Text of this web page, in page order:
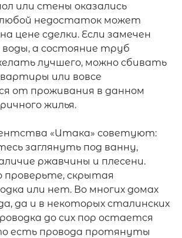
или стены оказались
недостаток может
цене сделки. Если замечен
воды, а состояние труб
лучшего, можно сбивать
или вовсе
от проживания в данном
жилья.
«Итака» советуют:
заглянуть под ванну,
ржавчины и плесени.
проверьте, скрытая
или нет. Во многих домах
да и в некоторых сталинских
до сих пор остается
есть провода протянуты